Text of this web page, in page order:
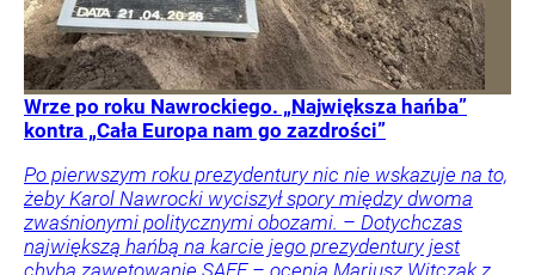
Wrze po roku Nawrockiego. „Największa hańba”
kontra „Cała Europa nam go zazdrości”
Po pierwszym roku prezydentury nic nie wskazuje na to,
żeby Karol Nawrocki wyciszył spory między dwoma
zwaśnionymi politycznymi obozami. – Dotychczas
największą hańbą na karcie jego prezydentury jest
chyba zawetowanie SAFE – ocenia Mariusz Witczak z